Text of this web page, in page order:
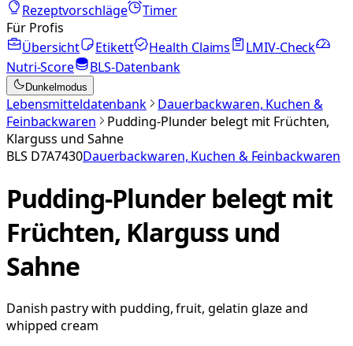
Rezeptvorschläge
Timer
Für Profis
Übersicht
Etikett Health Claims
LMIV-Check
Nutri-Score
BLS-Datenbank
Dunkelmodus
Lebensmitteldatenbank
Dauerbackwaren, Kuchen &
Feinbackwaren
Pudding-Plunder belegt mit Früchten,
Klarguss und Sahne
BLS D7A7430Dauerbackwaren, Kuchen & Feinbackwaren
Pudding-Plunder belegt mit
Früchten, Klarguss und
Sahne
Danish pastry with pudding, fruit, gelatin glaze and
whipped cream